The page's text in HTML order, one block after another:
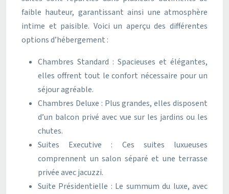
faible hauteur, garantissant ainsi une atmosphère
intime et paisible. Voici un aperçu des différentes
options d’hébergement :
Chambres Standard : Spacieuses et élégantes,
elles offrent tout le confort nécessaire pour un
séjour agréable.
Chambres Deluxe : Plus grandes, elles disposent
d’un balcon privé avec vue sur les jardins ou les
chutes.
Suites Executive : Ces suites luxueuses
comprennent un salon séparé et une terrasse
privée avec jacuzzi.
Suite Présidentielle : Le summum du luxe, avec